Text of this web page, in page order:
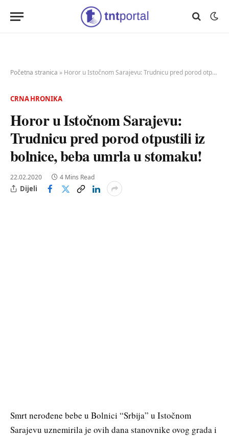
Početna stranica » Horor u Istočnom Sarajevu: Trudnicu pred porod otpustili iz bolnice, beba umrla u stomaku!
CRNA HRONIKA
Horor u Istočnom Sarajevu:
Trudnicu pred porod otpustili iz
bolnice, beba umrla u stomaku!
22.02.2020 4 Mins Read
Dijeli
Smrt nerođene bebe u Bolnici “Srbija” u Istočnom
Sarajevu uznemirila je ovih dana stanovnike ovog grada i